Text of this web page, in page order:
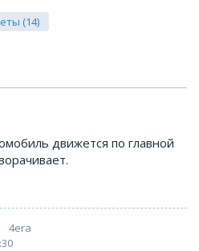
(14)
движется по главной
4era